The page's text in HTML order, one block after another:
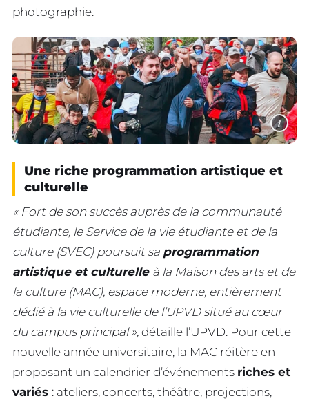
photographie.
i
Une riche programmation artistique et
culturelle
« Fort de son succès auprès de la communauté
étudiante, le Service de la vie étudiante et de la
culture (SVEC) poursuit sa programmation
artistique et culturelle à la Maison des arts et de
la culture (MAC), espace moderne, entièrement
dédié à la vie culturelle de l’UPVD situé au cœur
du campus principal », détaille l’UPVD. Pour cette
nouvelle année universitaire, la MAC réitère en
proposant un calendrier d’événements riches et
variés : ateliers, concerts, théâtre, projections,